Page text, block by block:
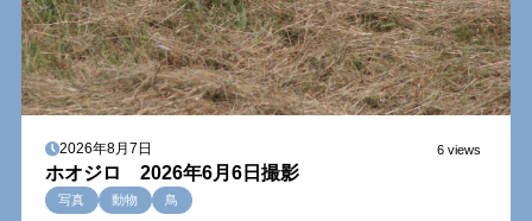
2026年8月7日 6 views
ホオジロ 2026年6月6日撮影
写真 動物 鳥